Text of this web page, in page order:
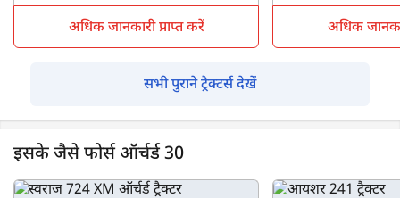
अधिक जानकारी प्राप्त करें
अधिक
सभी पुराने ट्रैक्टर्स देखें
इसके जैसे फोर्स ऑर्चर्ड 30